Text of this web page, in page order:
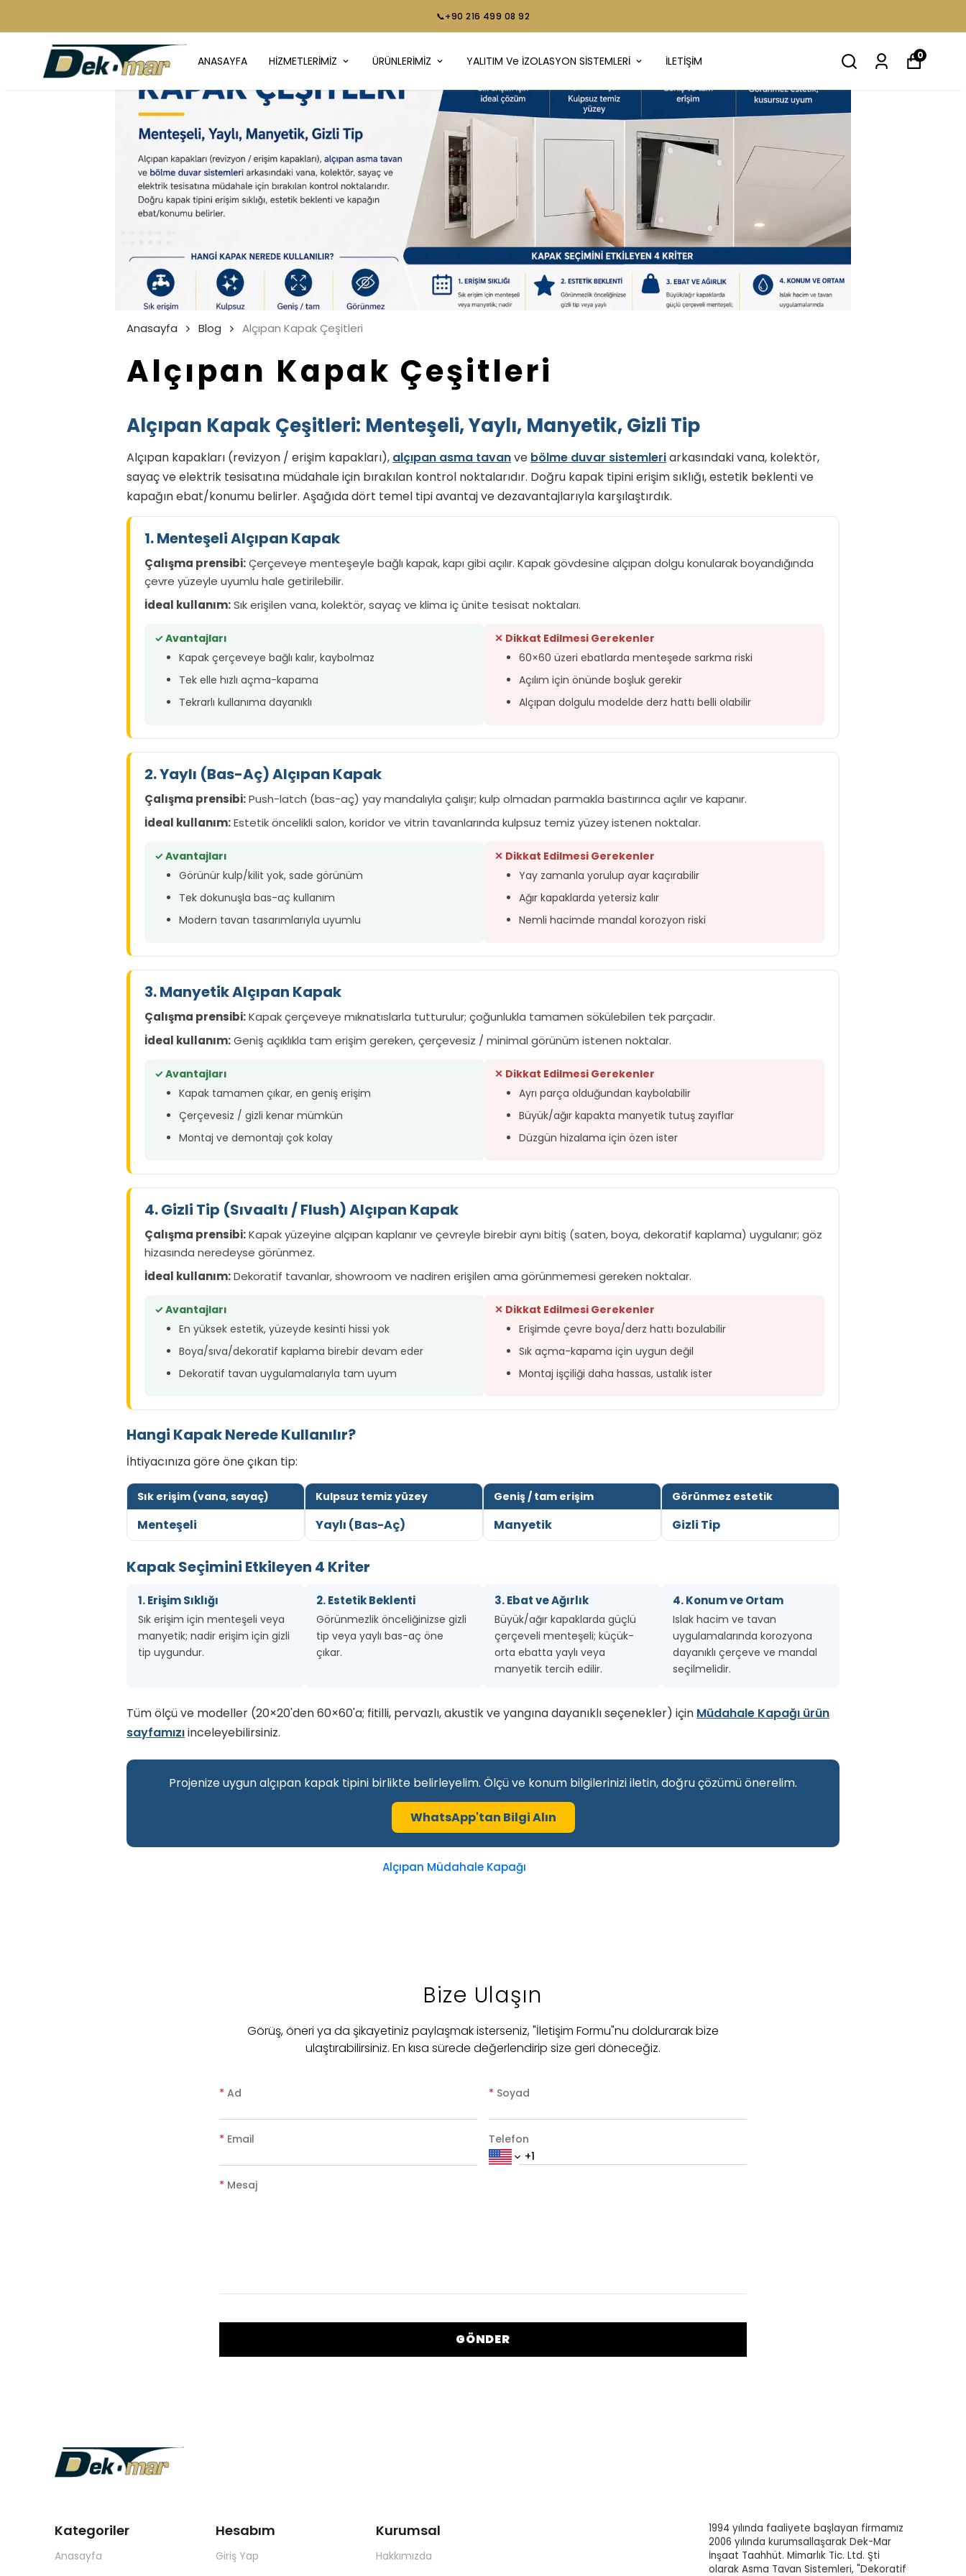
📞+90 216 499 08 92
ANASAYFA HİZMETLERİMİZ ÜRÜNLERİMİZ YALITIM Ve İZOLASYON SİSTEMLERİ İLETİŞİM 0
Anasayfa Blog Alçıpan Kapak Çeşitleri
Alçıpan Kapak Çeşitleri
Alçıpan Kapak Çeşitleri: Menteşeli, Yaylı, Manyetik, Gizli Tip
Alçıpan kapakları (revizyon / erişim kapakları), alçıpan asma tavanve bölme duvar sistemleriarkasındaki vana, kolektör,
sayaç ve elektrik tesisatına müdahale için bırakılan kontrol noktalarıdır. Doğru kapak tipini erişim sıklığı, estetik beklenti ve
kapağın ebat/konumu belirler. Aşağıda dört temel tipi avantaj ve dezavantajlarıyla karşılaştırdık.
1. Menteşeli Alçıpan Kapak
Çalışma prensibi:Çerçeveye menteşeyle bağlı kapak, kapı gibi açılır. Kapak gövdesine alçıpan dolgu konularak boyandığında
çevre yüzeyle uyumlu hale getirilebilir.
İdeal kullanım:Sık erişilen vana, kolektör, sayaç ve klima iç ünite tesisat noktaları.
✓ Avantajları
Kapak çerçeveye bağlı kalır, kaybolmaz
Tek elle hızlı açma-kapama
Tekrarlı kullanıma dayanıklı
✕ Dikkat Edilmesi Gerekenler
60×60 üzeri ebatlarda menteşede sarkma riski
Açılım için önünde boşluk gerekir
Alçıpan dolgulu modelde derz hattı belli olabilir
2. Yaylı (Bas-Aç) Alçıpan Kapak
Çalışma prensibi:Push-latch (bas-aç) yay mandalıyla çalışır; kulp olmadan parmakla bastırınca açılır ve kapanır.
İdeal kullanım:Estetik öncelikli salon, koridor ve vitrin tavanlarında kulpsuz temiz yüzey istenen noktalar.
✓ Avantajları
Görünür kulp/kilit yok, sade görünüm
Tek dokunuşla bas-aç kullanım
Modern tavan tasarımlarıyla uyumlu
✕ Dikkat Edilmesi Gerekenler
Yay zamanla yorulup ayar kaçırabilir
Ağır kapaklarda yetersiz kalır
Nemli hacimde mandal korozyon riski
3. Manyetik Alçıpan Kapak
Çalışma prensibi:Kapak çerçeveye mıknatıslarla tutturulur; çoğunlukla tamamen sökülebilen tek parçadır.
İdeal kullanım:Geniş açıklıkla tam erişim gereken, çerçevesiz / minimal görünüm istenen noktalar.
✓ Avantajları
Kapak tamamen çıkar, en geniş erişim
Çerçevesiz / gizli kenar mümkün
Montaj ve demontajı çok kolay
✕ Dikkat Edilmesi Gerekenler
Ayrı parça olduğundan kaybolabilir
Büyük/ağır kapakta manyetik tutuş zayıflar
Düzgün hizalama için özen ister
4. Gizli Tip (Sıvaaltı / Flush) Alçıpan Kapak
Çalışma prensibi:Kapak yüzeyine alçıpan kaplanır ve çevreyle birebir aynı bitiş (saten, boya, dekoratif kaplama) uygulanır; göz
hizasında neredeyse görünmez.
İdeal kullanım:Dekoratif tavanlar, showroom ve nadiren erişilen ama görünmemesi gereken noktalar.
✓ Avantajları
En yüksek estetik, yüzeyde kesinti hissi yok
Boya/sıva/dekoratif kaplama birebir devam eder
Dekoratif tavan uygulamalarıyla tam uyum
✕ Dikkat Edilmesi Gerekenler
Erişimde çevre boya/derz hattı bozulabilir
Sık açma-kapama için uygun değil
Montaj işçiliği daha hassas, ustalık ister
Hangi Kapak Nerede Kullanılır?
İhtiyacınıza göre öne çıkan tip:
Sık erişim (vana, sayaç)
Menteşeli
Kulpsuz temiz yüzey
Yaylı (Bas-Aç)
Geniş / tam erişim
Manyetik
Görünmez estetik
Gizli Tip
Kapak Seçimini Etkileyen 4 Kriter
1. Erişim Sıklığı
Sık erişim için menteşeli veya
manyetik; nadir erişim için gizli
tip uygundur.
2. Estetik Beklenti
Görünmezlik önceliğinizse gizli
tip veya yaylı bas-aç öne
çıkar.
3. Ebat ve Ağırlık
Büyük/ağır kapaklarda güçlü
çerçeveli menteşeli; küçük-
orta ebatta yaylı veya
manyetik tercih edilir.
4. Konum ve Ortam
Islak hacim ve tavan
uygulamalarında korozyona
dayanıklı çerçeve ve mandal
seçilmelidir.
Tüm ölçü ve modeller (20×20'den 60×60'a; fitilli, pervazlı, akustik ve yangına dayanıklı seçenekler) için Müdahale Kapağı ürün
sayfamızıinceleyebilirsiniz.
Projenize uygun alçıpan kapak tipini birlikte belirleyelim. Ölçü ve konum bilgilerinizi iletin, doğru çözümü önerelim.
WhatsApp'tan Bilgi Alın
Alçıpan Müdahale Kapağı
Bize Ulaşın
​Görüş, öneri ya da şikayetiniz paylaşmak isterseniz, "İletişim Formu"nu doldurarak bize
ulaştırabilirsiniz. En kısa sürede değerlendirip size geri döneceğiz.
* Ad * Soyad
* Email Telefon
* Mesaj
GÖNDER
Kategoriler
Anasayfa
Hesabım
Giriş Yap
Kurumsal
Hakkımızda
1994 yılında faaliyete başlayan firmamız
2006 yılında kurumsallaşarak Dek-Mar
İnşaat Taahhüt. Mimarlık Tic. Ltd. Şti
olarak Asma Tavan Sistemleri, "Dekoratif